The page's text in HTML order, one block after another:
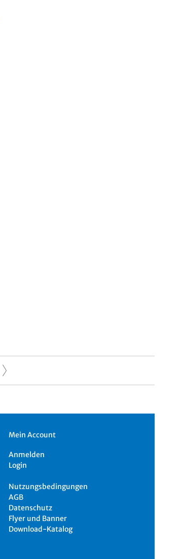
Mein Account
Anmelden
Login
Nutzungsbedingungen
AGB
Datenschutz
Flyer und Banner
Download-Katalog